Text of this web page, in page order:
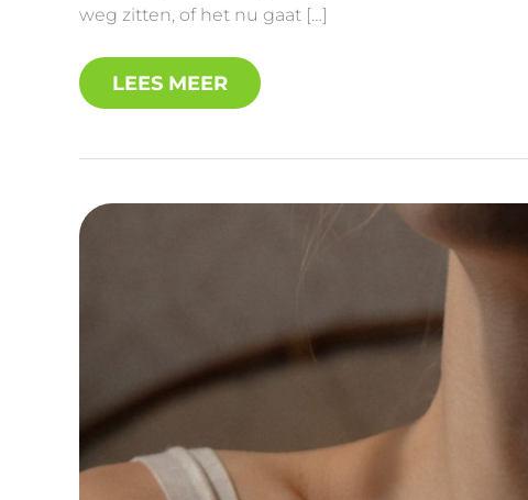
weg zitten, of het nu gaat […]
LEES MEER
ERAAN
KUNT
DOEN